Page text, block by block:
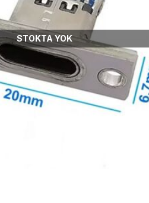
STOKTA YOK